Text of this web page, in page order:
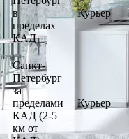
в
пределах
КАД
Курьер
Санкт-
Петербург
за
пределами
КАД (2-5
км от
Курьер